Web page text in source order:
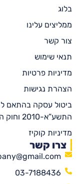
בלוג
ממליצים עלינו
צור קשר
תנאי שימוש
מדיניות פרטיות
הצהרת נגישות
ביטול עסקה בהתאם
התשע”א-2010 וחוק הגנת הצרכן, התשמ”א-1981″
מדיניות קוקיז
צרו קשר
03-7188436